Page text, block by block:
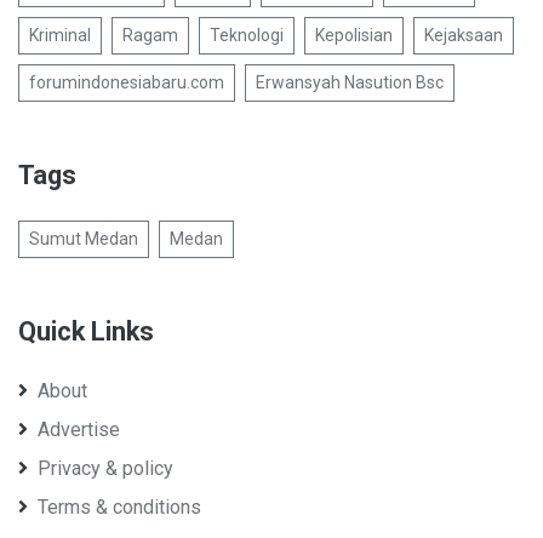
Kriminal Ragam Teknologi Kepolisian Kejaksaan
forumindonesiabaru.com Erwansyah Nasution Bsc
Tags
Sumut Medan Medan
Quick Links
About
Advertise
Privacy & policy
Terms & conditions